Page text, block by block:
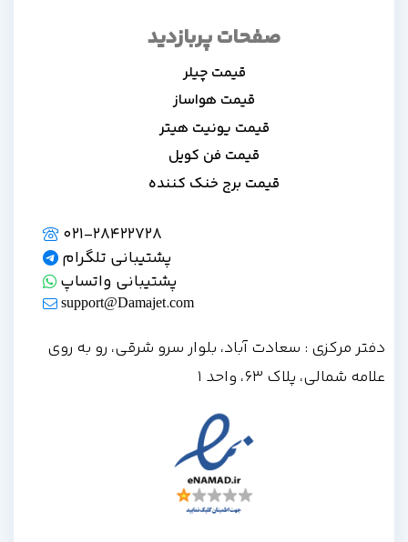
صفحات پربازدید
قیمت چیلر
قیمت هواساز
قیمت یونیت هیتر
قیمت فن کویل
قیمت برج خنک کننده
021-28422728
پشتیبانی تلگرام
پشتیبانی واتساپ
support@Damajet.com
دفتر مرکزی : سعادت آباد، بلوار سرو شرقی، رو به روی
علامه شمالی، پلاک 63، واحد 1